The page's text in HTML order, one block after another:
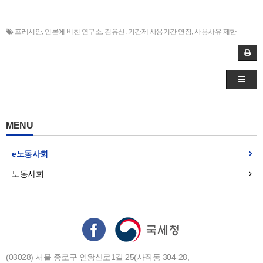
프레시안, 언론에 비친 연구소, 김유선. 기간제 사용기간 연장, 사용사유 제한
MENU
e노동사회
노동사회
(03028) 서울 종로구 인왕산로1길 25(사직동 304-28,